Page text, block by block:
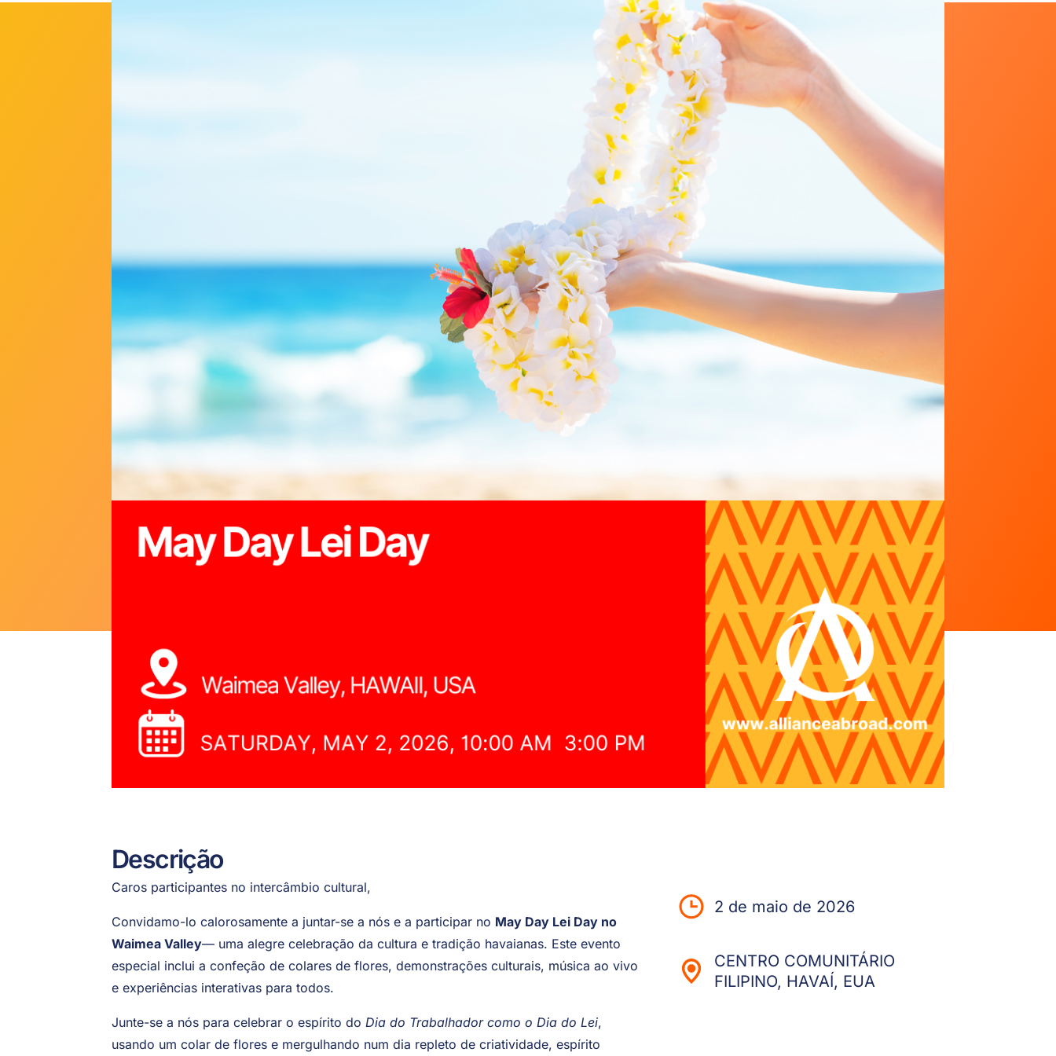
Descrição
Caros participantes no intercâmbio cultural,
Convidamo-lo calorosamente a juntar-se a nós e a participar no May Day Lei Day no
Waimea Valley— uma alegre celebração da cultura e tradição havaianas. Este evento
especial inclui a confeção de colares de flores, demonstrações culturais, música ao vivo
e experiências interativas para todos.
Junte-se a nós para celebrar o espírito do Dia do Trabalhador como o Dia do Lei,
usando um colar de flores e mergulhando num dia repleto de criatividade, espírito
2 de maio de 2026
CENTRO COMUNITÁRIO
FILIPINO, HAVAÍ, EUA